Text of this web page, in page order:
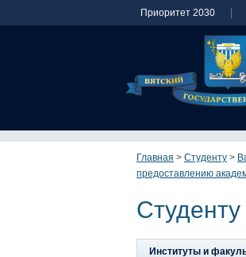
Приоритет 2030
Главная > Студенту >
предоставлению
Студенту
Институты и